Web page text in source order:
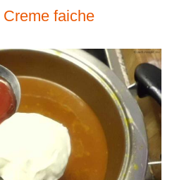
faiche